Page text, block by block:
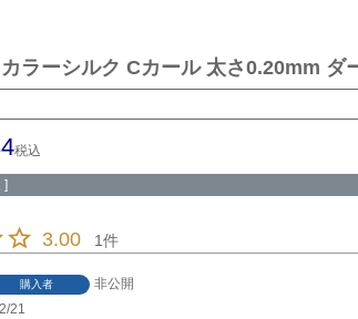
ラーシルク Cカール 太さ0.20mm ダ
税込
]
3.00 1
購入者
非公開
21